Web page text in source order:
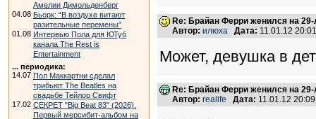
Амелии Димольденберг
04.08 Бьорк: “В воздухе витают
разительные перемены”
01.08 Интервью Пола для ЮТуб
канала The Rest is
Entertainment
... периодика:
14.07 Пол Маккартни сделал
трибьют The Beatles на
свадьбе Тейлор Свифт
17.02 СЕКРЕТ "Big Beat 83" (2026).
Первый мерсибит-альбом на
Re: Брайан Ферри женился на
Автор: илюха Дата: 11.01.12
Может, девушка в
Re: Брайан Ферри женился на
Автор: realife Дата: 11.01.12